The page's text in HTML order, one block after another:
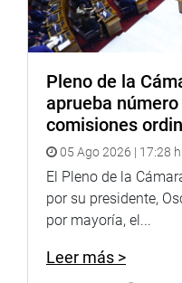
Pleno de la
aprueba
comisiones
05 Ago 2026 | 17:28 h
El Pleno de la
por su presidente,
por mayoría, el...
Leer más >